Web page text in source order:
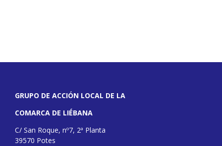
GRUPO DE ACCIÓN LOCAL DE LA
COMARCA DE LIÉBANA
C/ San Roque, nº7, 2ª Planta
39570 Potes